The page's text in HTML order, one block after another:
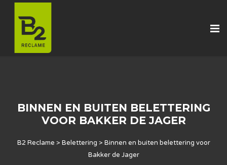
BINNEN EN BUITEN BELETTERING
VOOR BAKKER DE JAGER
B2 Reclame > Belettering > Binnen en buiten belettering voor
Bakker de Jager